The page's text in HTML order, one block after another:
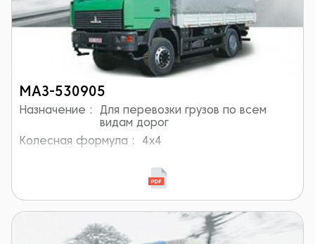
МАЗ-530905
Назначение :
Для перевозки грузов по всем
видам дорог
Колесная формула :
4x4